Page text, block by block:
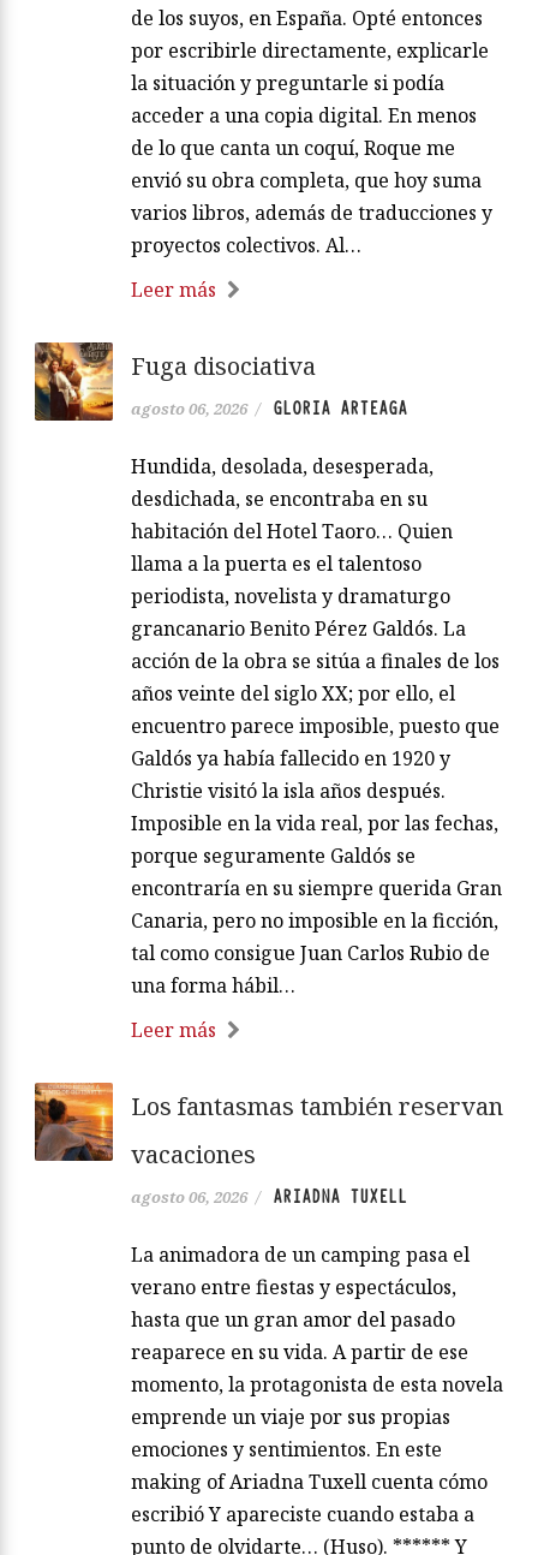
de los suyos, en España. Opté entonces
por escribirle directamente, explicarle
la situación y preguntarle si podía
acceder a una copia digital. En menos
de lo que canta un coquí, Roque me
envió su obra completa, que hoy suma
varios libros, además de traducciones y
proyectos colectivos. Al…
Leer más
Fuga disociativa
agosto 06, 2026 / GLORIA ARTEAGA
Hundida, desolada, desesperada,
desdichada, se encontraba en su
habitación del Hotel Taoro… Quien
llama a la puerta es el talentoso
periodista, novelista y dramaturgo
grancanario Benito Pérez Galdós. La
acción de la obra se sitúa a finales de los
años veinte del siglo XX; por ello, el
encuentro parece imposible, puesto que
Galdós ya había fallecido en 1920 y
Christie visitó la isla años después.
Imposible en la vida real, por las fechas,
porque seguramente Galdós se
encontraría en su siempre querida Gran
Canaria, pero no imposible en la ficción,
tal como consigue Juan Carlos Rubio de
una forma hábil…
Leer más
Los fantasmas también reservan
vacaciones
agosto 06, 2026 / ARIADNA TUXELL
La animadora de un camping pasa el
verano entre fiestas y espectáculos,
hasta que un gran amor del pasado
reaparece en su vida. A partir de ese
momento, la protagonista de esta novela
emprende un viaje por sus propias
emociones y sentimientos. En este
making of Ariadna Tuxell cuenta cómo
escribió Y apareciste cuando estaba a
punto de olvidarte… (Huso). ****** Y